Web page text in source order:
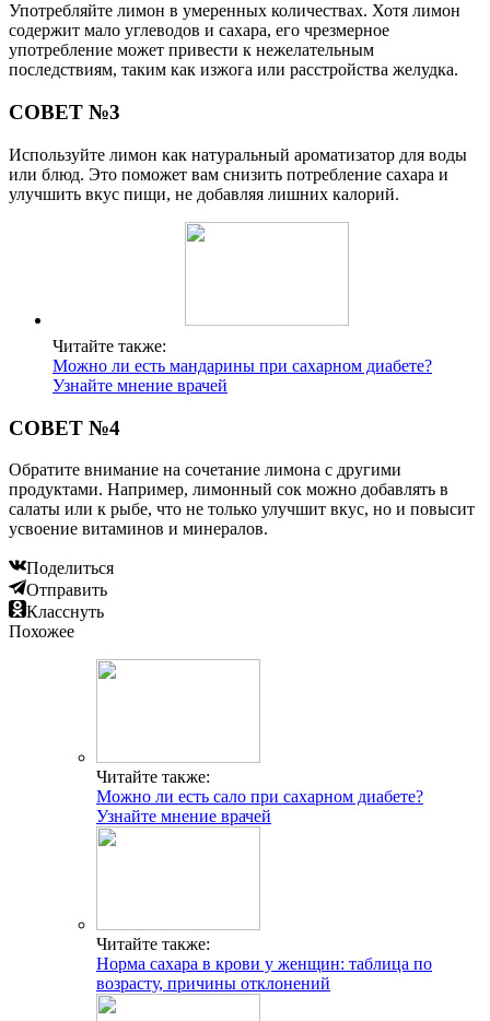
Употребляйте лимон в умеренных количествах. Хотя лимон
содержит мало углеводов и сахара, его чрезмерное
употребление может привести к нежелательным
последствиям, таким как изжога или расстройства желудка.
СОВЕТ №3
Используйте лимон как натуральный ароматизатор для воды
или блюд. Это поможет вам снизить потребление сахара и
улучшить вкус пищи, не добавляя лишних калорий.
Читайте также:
Можно ли есть мандарины при сахарном диабете?
Узнайте мнение врачей
СОВЕТ №4
Обратите внимание на сочетание лимона с другими
продуктами. Например, лимонный сок можно добавлять в
салаты или к рыбе, что не только улучшит вкус, но и повысит
усвоение витаминов и минералов.
Поделиться
Отправить
Класснуть
Похожее
Читайте также:
Можно ли есть сало при сахарном диабете?
Узнайте мнение врачей
Читайте также:
Норма сахара в крови у женщин: таблица по
возрасту, причины отклонений